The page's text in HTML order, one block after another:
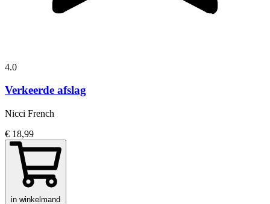
4.0
Verkeerde afslag
Nicci French
€ 18,99
in winkelmand